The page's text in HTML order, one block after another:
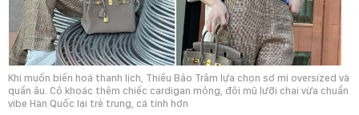
Khi muốn biến hoá thanh lịch, Thiều Bảo Trâm lựa chọn sơ mi oversized và
quần âu. Cô khoác thêm chiếc cardigan mỏng, đôi mũ lưỡi chai vừa chuẩn
vibe Hàn Quốc lại trẻ trung, cá tính hơn